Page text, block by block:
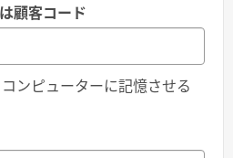
顧客コード
ンピューターに記憶させる